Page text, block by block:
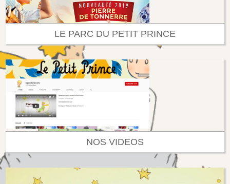
LE PARC DU PETIT PRINCE
NOS VIDEOS